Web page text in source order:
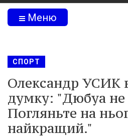
Меню
СПОРТ
Олександр УСИК
думку: "Дюбуа не
Погляньте на
найкращий."